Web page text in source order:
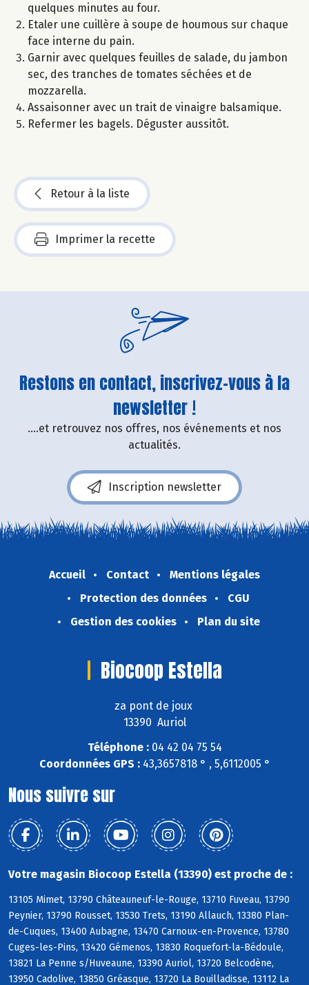
quelques minutes au four.
Etaler une cuillère à soupe de houmous sur chaque
face interne du pain.
Garnir avec quelques feuilles de salade, du jambon
sec, des tranches de tomates séchées et de
mozzarella.
Assaisonner avec un trait de vinaigre balsamique.
Refermer les bagels. Déguster aussitôt.
Retour à la liste
Imprimer la recette
Restons en contact, inscrivez-vous à la
newsletter !
....et retrouvez nos offres, nos événements et nos
actualités.
Inscription newsletter
Accueil Contact
Mentions légales
Protection des données
CGU
Gestion des cookies
Plan du site
Biocoop Estella
za pont de joux
13390 Auriol
Téléphone :04 42 04 75 54
Coordonnées GPS :43,3657818 ° , 5,6112005 °
Nous suivre sur
Votre magasin Biocoop Estella (13390) est proche de :
13105 Mimet, 13790 Châteauneuf-le-Rouge, 13710 Fuveau, 13790
Peynier, 13790 Rousset, 13530 Trets, 13190 Allauch, 13380 Plan-
de-Cuques, 13400 Aubagne, 13470 Carnoux-en-Provence, 13780
Cuges-les-Pins, 13420 Gémenos, 13830 Roquefort-la-Bédoule,
13821 La Penne s/Huveaune, 13390 Auriol, 13720 Belcodène,
13950 Cadolive, 13850 Gréasque, 13720 La Bouilladisse, 13112 La